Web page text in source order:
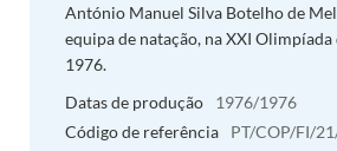
António Manuel Silva Botelho de
equipa de natação, na XXI
1976.
Datas de produção
1976/1976
Código de referência
PT/COP/FI/